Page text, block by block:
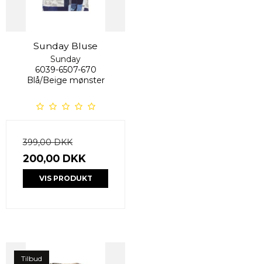
Sunday Bluse
Sunday
6039-6507-670
Blå/Beige mønster
399,00 DKK
200,00 DKK
VIS PRODUKT
Tilbud